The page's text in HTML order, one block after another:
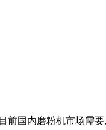
国内磨粉机市场需